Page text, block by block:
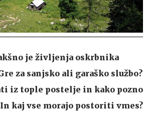
je življenja oskrbnika
za sanjsko ali garaško službo?
iz tople postelje in kako pozno
kaj vse morajo postoriti vmes?